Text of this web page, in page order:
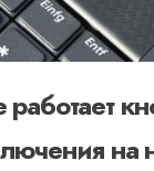
работает
на